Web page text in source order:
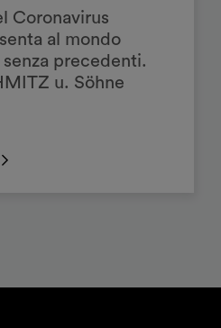
Coronavirus
al mondo
precedenti.
u. Söhne